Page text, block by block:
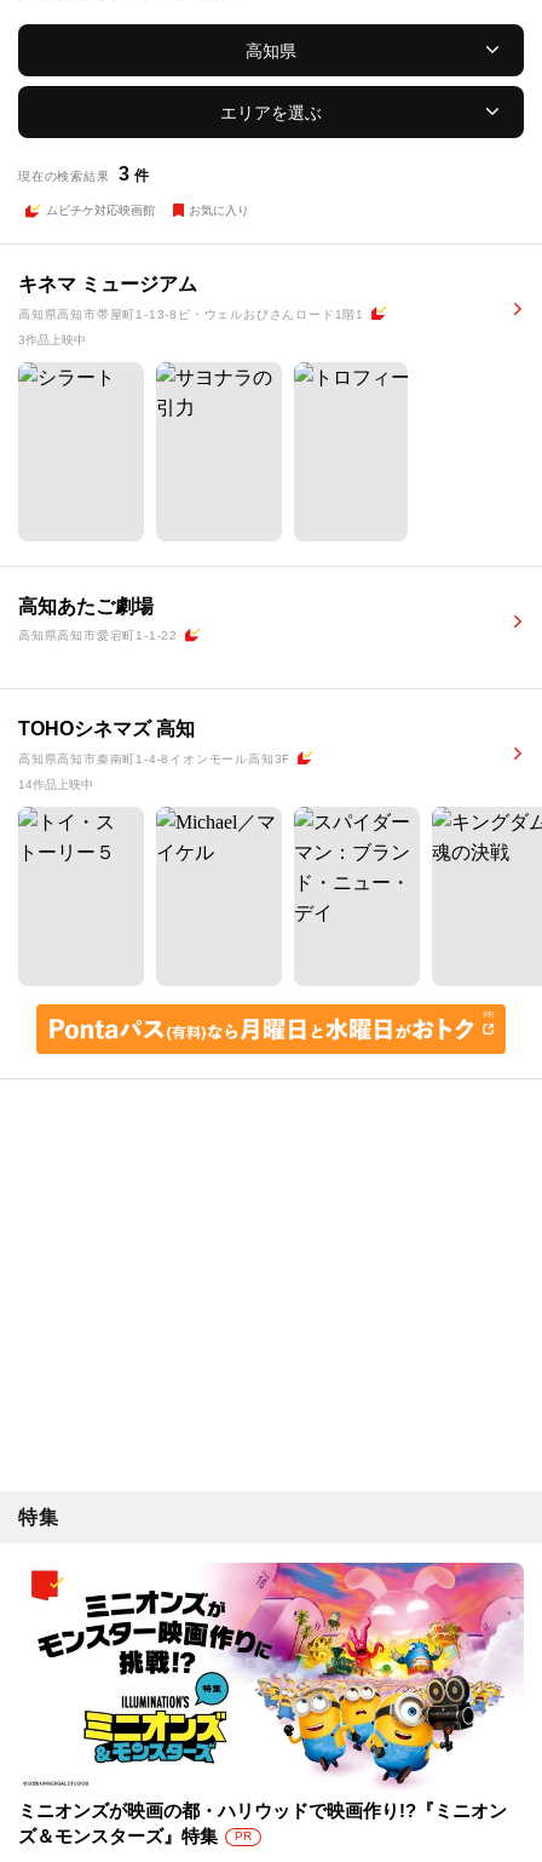
高知県
エリアを選ぶ
現在の検索結果 3 件
ムビチケ対応映画館 お気に入り
キネマ ミュージアム
高知県高知市帯屋町1-13-8ビ・ウェルおびさんロード1階1
3作品上映中
高知あたご劇場
高知県高知市愛宕町1-1-22
TOHOシネマズ 高知
高知県高知市秦南町1-4-8イオンモール高知3F
14作品上映中
特集
ミニオンズが映画の都・ハリウッドで映画作り!?『ミニオン
ズ＆モンスターズ』特集
PR